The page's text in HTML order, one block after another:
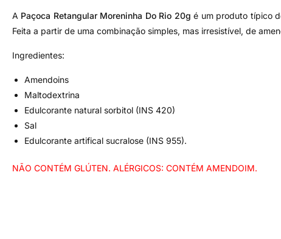
A Paçoca Retangular Moreninha Do Rio 20g é um produto típico
Feita a partir de uma combinação simples, mas irresistível, de
Ingredientes:
Amendoins
Maltodextrina
Edulcorante natural sorbitol (INS 420)
Sal
Edulcorante artifical sucralose (INS 955).
NÃO CONTÉM GLÚTEN. ALÉRGICOS: CONTÉM AMENDOIM.